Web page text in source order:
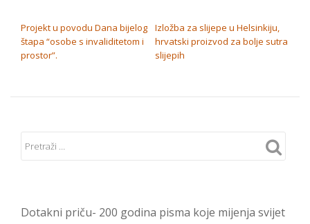
Projekt u povodu Dana bijelog
štapa “osobe s invaliditetom i
prostor”.
Izložba za slijepe u Helsinkiju,
hrvatski proizvod za bolje sutra
slijepih
Dotakni priču- 200 godina pisma koje mijenja svijet